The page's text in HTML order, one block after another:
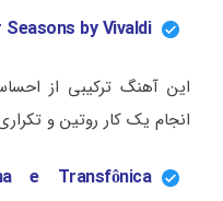
Seasons by Vivaldi
این آهنگ ترکیبی از
انجام یک کار روتین و
e Transfônica